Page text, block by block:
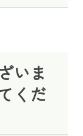
いま
くだ